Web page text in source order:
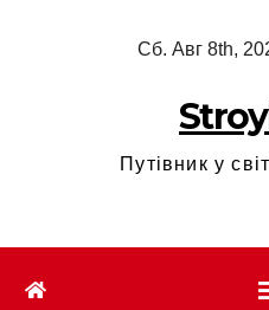
Сб. Авг 8th,
Путівник у